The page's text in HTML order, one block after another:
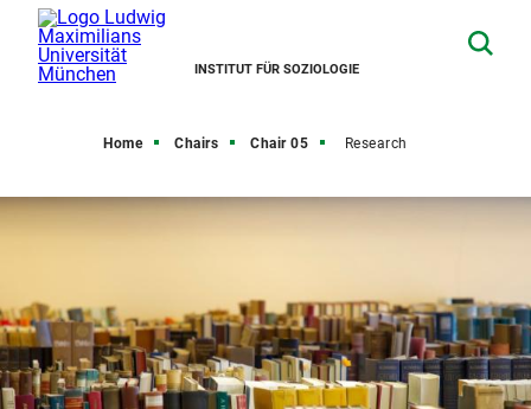
INSTITUT FÜR SOZIOLOGIE
Home Chairs Chair 05 Research